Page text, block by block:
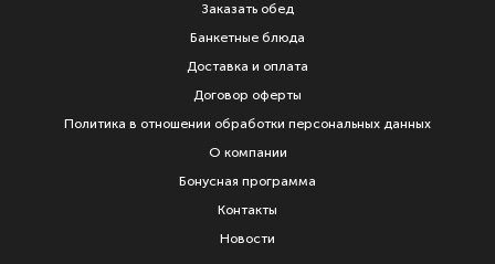
Заказать обед
Банкетные блюда
Доставка и оплата
Договор оферты
Политика в отношении обработки персональных данных
О компании
Бонусная программа
Контакты
Новости